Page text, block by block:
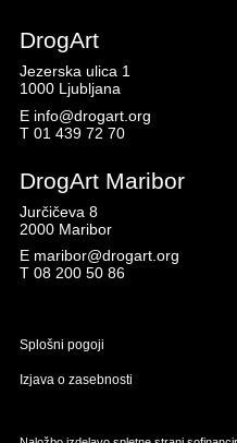
DrogArt
Jezerska ulica 1
1000 Ljubljana
E info@drogart.org
T 01 439 72 70
DrogArt Maribor
Jurčičeva 8
2000 Maribor
E maribor@drogart.org
T 08 200 50 86
Splošni pogoji
Izjava o zasebnosti